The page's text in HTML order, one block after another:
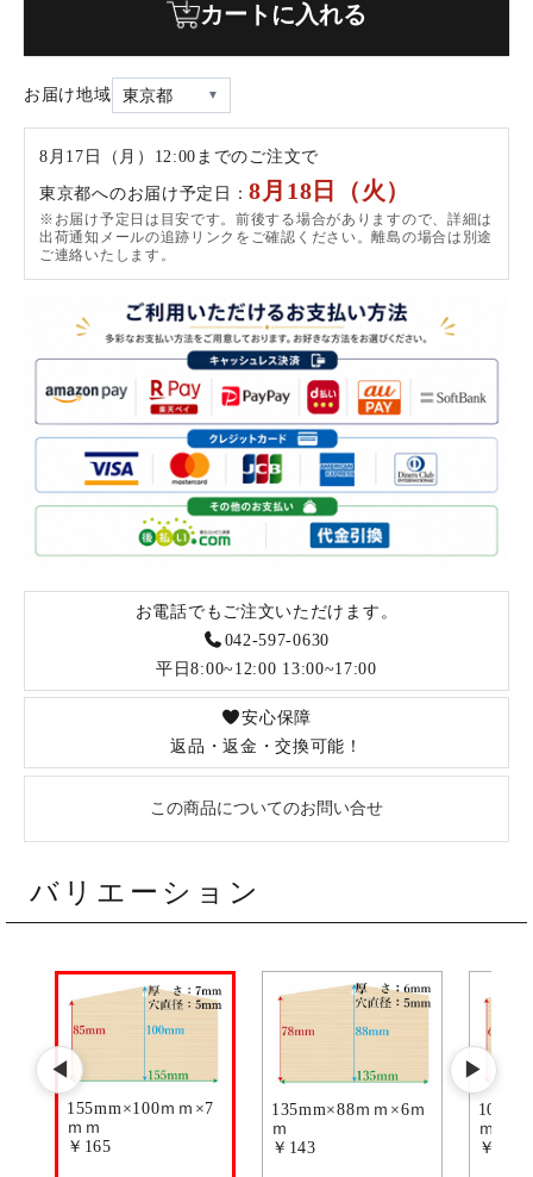
カートに入れる
お届け地域
8月17日（月）12:00までのご注文で
東京都へのお届け予定日：8月18日（火）
※お届け予定日は目安です。前後する場合がありますので、詳細は
出荷通知メールの追跡リンクをご確認ください。離島の場合は別途
ご連絡いたします。
お電話でもご注文いただけます。
042-597-0630
平日8:00~12:00 13:00~17:00
安心保障
返品・返金・交換可能！
この商品についてのお問い合せ
バリエーション
◀ ▶
155mm×100ｍｍ×7
ｍｍ
￥165
135mm×88ｍｍ×6ｍ
ｍ
￥143
ｍ
￥121